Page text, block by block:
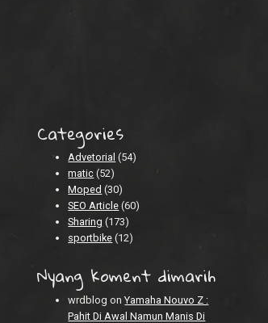
Categories
Advetorial (54)
matic (52)
Moped (30)
SEO Article (60)
Sharing (173)
sportbike (12)
Nyang koment dimarih
wrdblog onYamaha Nouvo Z :
Pahit Di Awal Namun Manis Di